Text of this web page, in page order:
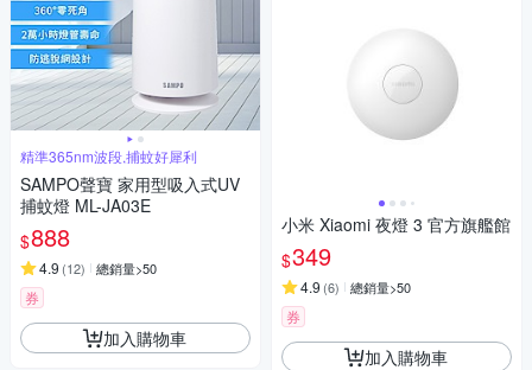
精準365nm波段,捕蚊好犀利
SAMPO聲寶 家用型吸入式UV
捕蚊燈 ML-JA03E
$888
4.9 (12) 總銷量>50
券
加入購物車
小米 Xiaomi 夜燈 3 官方旗艦館
$349
4.9 (6) 總銷量>50
券
加入購物車